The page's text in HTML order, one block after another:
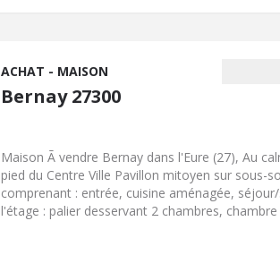
ACHAT - MAISON
Bernay 27300
Maison Ã vendre Bernay dans l'Eure (27), Au calme- 5 minutes à
pied du Centre Ville Pavillon mitoyen sur sous-
comprenant : entrée, cuisine aménagée,
l'étage : palier desservant 2 chambres,